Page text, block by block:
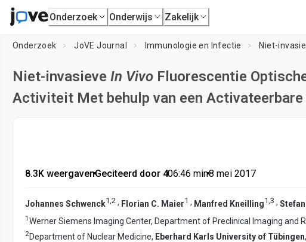
Onderzoek Onderwijs Zakelijk
Onderzoek JoVE Journal Immunologie en Infectie Niet-
Niet-invasieve In Vivo Fluorescentie
Activiteit Met behulp van een
8.3K weergaven•Geciteerd door 4•06:46 min•8 mei 2017
Johannes Schwenck1,2 , Florian C. Maier1 , Manfred Kneilling1,3 ,
1 Werner Siemens Imaging Center, Department of Preclinical Imaging and
2Department of Nuclear Medicine, Eberhard Karls University of Tübingen,